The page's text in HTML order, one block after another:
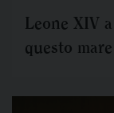
Leone XIV
questo